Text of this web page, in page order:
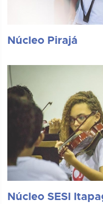
Núcleo Pirajá
Núcleo SESI